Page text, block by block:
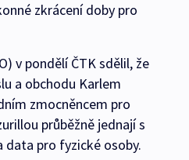
zkrácení doby pro
v pondělí ČTK sdělil, že
a obchodu Karlem
zmocněncem pro
průběžně jednají s
data pro fyzické osoby.